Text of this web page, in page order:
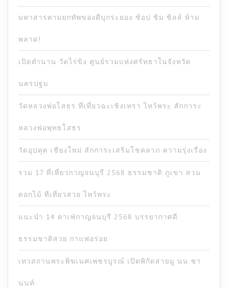
มหาสารคามยกทัพของดีบุกระยอง ช้อป ชิม ชิลล์ ห้าม
พลาด!
เปิดตำนาน วัดไร่ขิง ศูนย์รวมแห่งศรัทธาในจังหวัด
นครปฐม
วัดหลวงพ่อโสธร ที่เที่ยวฉะเชิงเทรา ไหว้พระ สักการะ
หลวงพ่อพุทธโสธร
วัดอุปคุต เชียงใหม่ สักการะเสริมโชคลาภ ความรุ่งเรือง
รวม 17 ที่เที่ยวกาญจนบุรี 2568 ธรรมชาติ ภูเขา สวน
ดอกไม้ ที่เที่ยวสวย ไหว้พระ
แนะนำ 14 คาเฟ่กาญจนบุรี 2568 บรรยากาศดี
ธรรมชาติสวย กาแฟอร่อย
เทวสถานพระพิฆเนศเพชรบูรณ์ เปิดพิกัดสายมู นน ชา
นนท์